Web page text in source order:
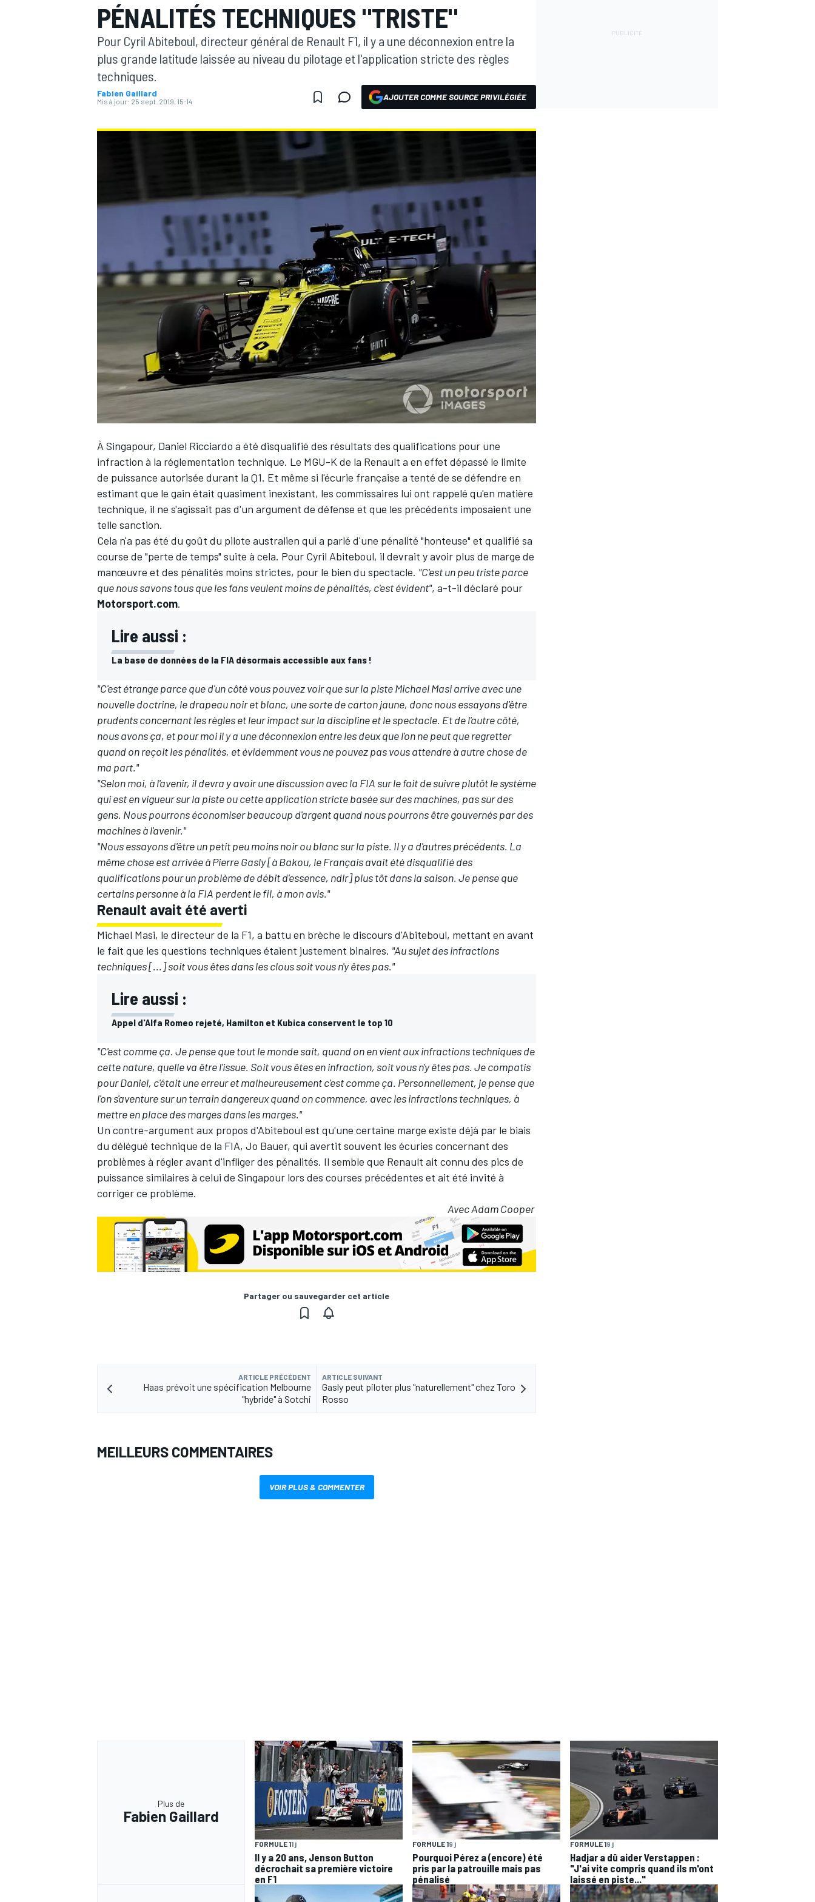
MOTOGP
WEC
AUTRES CHAMPIONNATS
PÉNALITÉS TECHNIQUES "TRISTE"
Pour Cyril Abiteboul, directeur général de Renault F1, il y a une déconnexion entre la
plus grande latitude laissée au niveau du pilotage et l'application stricte des règles
techniques.
Fabien Gaillard
Mis à jour: 25 sept. 2019, 15:14 AJOUTER COMME SOURCE PRIVILÉGIÉE
À Singapour, Daniel Ricciardo a été disqualifié des résultats des qualifications pour une
infraction à la réglementation technique. Le MGU-K de la Renault a en effet dépassé le limite
de puissance autorisée durant la Q1. Et même si l'écurie française a tenté de se défendre en
estimant que le gain était quasiment inexistant, les commissaires lui ont rappelé qu'en matière
technique, il ne s'agissait pas d'un argument de défense et que les précédents imposaient une
telle sanction.
Cela n'a pas été du goût du pilote australien qui a parlé d'une pénalité "honteuse" et qualifié sa
course de "perte de temps" suite à cela. Pour Cyril Abiteboul, il devrait y avoir plus de marge de
manœuvre et des pénalités moins strictes, pour le bien du spectacle. "C'est un peu triste parce
que nous savons tous que les fans veulent moins de pénalités, c'est évident", a-t-il déclaré pour
Motorsport.com.
Lire aussi :
La base de données de la FIA désormais accessible aux fans !
"C'est étrange parce que d'un côté vous pouvez voir que sur la piste Michael Masi arrive avec une
nouvelle doctrine, le drapeau noir et blanc, une sorte de carton jaune, donc nous essayons d'être
prudents concernant les règles et leur impact sur la discipline et le spectacle. Et de l'autre côté,
nous avons ça, et pour moi il y a une déconnexion entre les deux que l'on ne peut que regretter
quand on reçoit les pénalités, et évidemment vous ne pouvez pas vous attendre à autre chose de
ma part."
"Selon moi, à l'avenir, il devra y avoir une discussion avec la FIA sur le fait de suivre plutôt le système
qui est en vigueur sur la piste ou cette application stricte basée sur des machines, pas sur des
gens. Nous pourrons économiser beaucoup d'argent quand nous pourrons être gouvernés par des
machines à l'avenir."
"Nous essayons d'être un petit peu moins noir ou blanc sur la piste. Il y a d'autres précédents. La
même chose est arrivée à Pierre Gasly [à Bakou, le Français avait été disqualifié des
qualifications pour un problème de débit d'essence, ndlr] plus tôt dans la saison. Je pense que
certains personne à la FIA perdent le fil, à mon avis."
Renault avait été averti
Michael Masi, le directeur de la F1, a battu en brèche le discours d'Abiteboul, mettant en avant
le fait que les questions techniques étaient justement binaires. "Au sujet des infractions
techniques [...] soit vous êtes dans les clous soit vous n'y êtes pas."
Lire aussi :
Appel d'Alfa Romeo rejeté, Hamilton et Kubica conservent le top 10
"C'est comme ça. Je pense que tout le monde sait, quand on en vient aux infractions techniques de
cette nature, quelle va être l'issue. Soit vous êtes en infraction, soit vous n'y êtes pas. Je compatis
pour Daniel, c'était une erreur et malheureusement c'est comme ça. Personnellement, je pense que
l'on s'aventure sur un terrain dangereux quand on commence, avec les infractions techniques, à
mettre en place des marges dans les marges."
Un contre-argument aux propos d'Abiteboul est qu'une certaine marge existe déjà par le biais
du délégué technique de la FIA, Jo Bauer, qui avertit souvent les écuries concernant des
problèmes à régler avant d'infliger des pénalités. Il semble que Renault ait connu des pics de
puissance similaires à celui de Singapour lors des courses précédentes et ait été invité à
corriger ce problème.
Avec Adam Cooper
Partager ou sauvegarder cet article
ARTICLE PRÉCÉDENT
Haas prévoit une spécification Melbourne
"hybride" à Sotchi
ARTICLE SUIVANT
Gasly peut piloter plus "naturellement" chez Toro
Rosso
MEILLEURS COMMENTAIRES
VOIR PLUS & COMMENTER
Plus de
Fabien Gaillard
FORMULE 11 j
Il y a 20 ans, Jenson Button
décrochait sa première victoire
en F1
FORMULE 19 j
Pourquoi Pérez a (encore) été
pris par la patrouille mais pas
pénalisé
FORMULE 19 j
Hadjar a dû aider Verstappen :
"J'ai vite compris quand ils m'ont
laissé en piste..."